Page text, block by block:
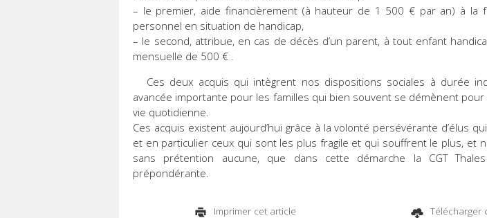
– le premier, aide financièrement (à hauteur de 1 500 € par an) à la
personnel en situation de handicap,
– le second, attribue, en cas de décès d’un parent, à tout enfant
mensuelle de 500 € .
Ces deux acquis qui intègrent nos dispositions sociales à durée
avancée importante pour les familles qui bien souvent se démènent
vie quotidienne.
Ces acquis existent aujourd’hui grâce à la volonté persévérante d’élus
et en particulier ceux qui sont les plus fragile et qui souffrent le plus, et
sans prétention aucune, que dans cette démarche la CGT
prépondérante.
Imprimer cet article Télécharger